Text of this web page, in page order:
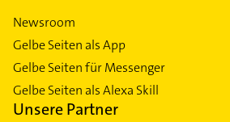
Newsroom
Gelbe Seiten als App
Gelbe Seiten für Messenger
Gelbe Seiten als Alexa Skill
Unsere Partner